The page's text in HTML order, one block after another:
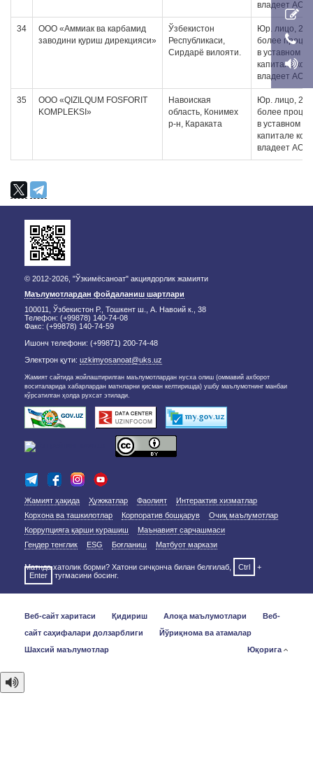
владеет АО
34
OOO «Аммиак ва карбамид
заводини қуриш дирекцияси»
Ўзбекистон
Республикаси,
Сирдарё вилояти.
Юр. лицо, 20
более
в уставном
капитале
владеет АО
35
ООО «QIZILQUM FOSFORIT
KOMPLEKSI»
Навоиская
область, Конимех
р-н, Караката
Юр. лицо, 20
более
в уставном
капитале
владеет АО
© 2012-2026, "Ўзкимёсаноат" акциядорлик жамияти
Маълумотлардан фойдаланиш шартлари
100011, Ўзбекистон Р., Тошкент ш., А. Навоий к., 38
Телефон: (+99878) 140-74-08
Факс: (+99878) 140-74-59
Ишонч телефони: (+99871) 200-74-48
Электрон қути: uzkimyosanoat@uks.uz
Жамият сайтида жойлаштирилган маълумотлардан нусха олиш (оммавий ахборот
воситаларида хабарлардан матнларни қисман келтиришда) ушбу маълумотнинг манбаи
кўрсатилган ҳолда рухсат этилади.
Жамият ҳақида Ҳужжатлар Фаолият
Интерактив хизматлар
Корхона ва ташкилотлар
Корпоратив бошқарув
Очиқ маълумотлар
Коррупцияга қарши курашиш
Маънавият сарчашмаси
Гендер тенглик
ESG Боғланиш Матбуот маркази
Матнда хатолик борми? Хатони сичқонча билан белгилаб, Ctrl
+
Enter
тугмасини босинг.
Веб-сайт харитаси Қидириш Алоқа маълумотлари
Веб-
сайт саҳифалари долзарблиги
Йўриқнома ва атамалар
Шахсий маълумотлар
Юқорига